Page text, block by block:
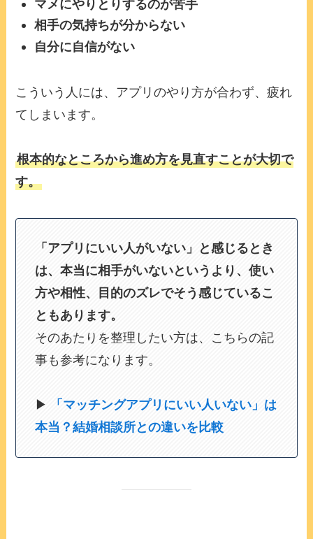
マメにやりとりするのが苦手
相手の気持ちが分からない
自分に自信がない
こういう人には、アプリのやり方が合わず、疲れ
てしまいます。
根本的なところから進め方を見直すことが大切で
す。
「アプリにいい人がいない」と感じるとき
は、本当に相手がいないというより、使い
方や相性、目的のズレでそう感じているこ
ともあります。
そのあたりを整理したい方は、こちらの記
事も参考になります。
▶︎
「マッチングアプリにいい人いない」は
本当？結婚相談所との違いを比較